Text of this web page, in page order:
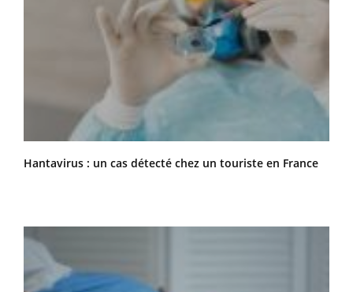
Hantavirus : un cas détecté chez un touriste en France